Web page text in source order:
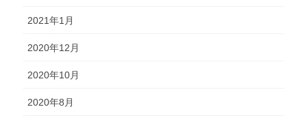
2021年1月
2020年12月
2020年10月
2020年8月